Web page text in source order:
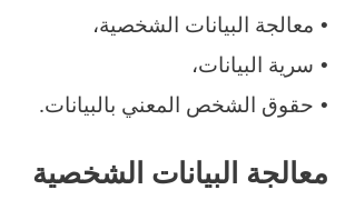
• معالجة البيانات الشخصية،
• سرية البيانات،
• حقوق الشخص المعني بالبيانات.
معالجة البيانات الشخصية